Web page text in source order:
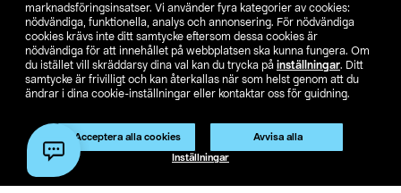
marknadsföringsinsatser. Vi använder fyra kategorier av cookies:
nödvändiga, funktionella, analys och annonsering. För nödvändiga
cookies krävs inte ditt samtycke eftersom dessa cookies är
nödvändiga för att innehållet på webbplatsen ska kunna fungera. Om
du istället vill skräddarsy dina val kan du trycka på inställningar. Ditt
samtycke är frivilligt och kan återkallas när som helst genom att du
ändrar i dina cookie-inställningar eller kontaktar oss för guidning.
Acceptera alla cookies Avvisa alla
Inställningar
SE NO FI
Köpvillkor Privacy statement Klubbvillkor
För företag
Ändra till priser exklusive moms